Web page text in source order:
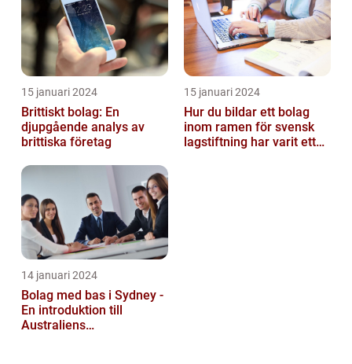
15 januari 2024
Brittiskt bolag: En
djupgående analys av
brittiska företag
15 januari 2024
Hur du bildar ett bolag
inom ramen för svensk
lagstiftning har varit ett
14 januari 2024
Bolag med bas i Sydney -
En introduktion till
Australiens